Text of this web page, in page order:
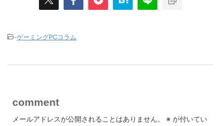
-ゲーミングPCコラム
comment
メールアドレスが公開されることはありません。 ※ が付いてい